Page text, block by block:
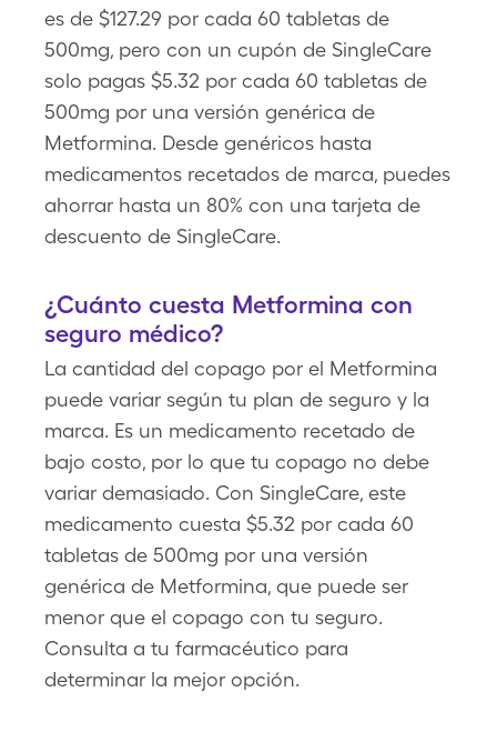
es de $127.29 por cada 60 tabletas de
500mg, pero con un cupón de SingleCare
solo pagas $5.32 por cada 60 tabletas de
500mg por una versión genérica de
Metformina. Desde genéricos hasta
medicamentos recetados de marca, puedes
ahorrar hasta un 80% con una tarjeta de
descuento de SingleCare.
¿Cuánto cuesta Metformina con
seguro médico?
La cantidad del copago por el Metformina
puede variar según tu plan de seguro y la
marca. Es un medicamento recetado de
bajo costo, por lo que tu copago no debe
variar demasiado. Con SingleCare, este
medicamento cuesta $5.32 por cada 60
tabletas de 500mg por una versión
genérica de Metformina, que puede ser
menor que el copago con tu seguro.
Consulta a tu farmacéutico para
determinar la mejor opción.